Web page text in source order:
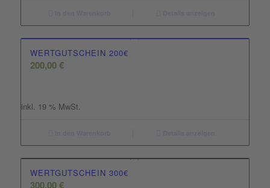
WERTGUTSCHEIN 200€
200,00€
inkl. 19 % MwSt.
WERTGUTSCHEIN 300€
300,00€